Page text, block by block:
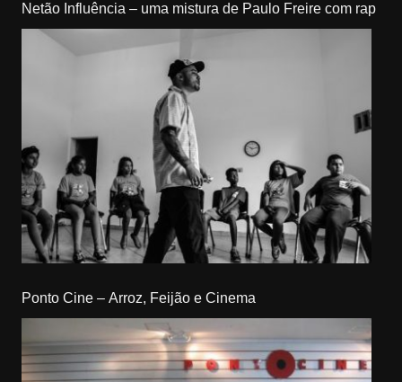
Netão Influência – uma mistura de Paulo Freire com rap
Ponto Cine – Arroz, Feijão e Cinema